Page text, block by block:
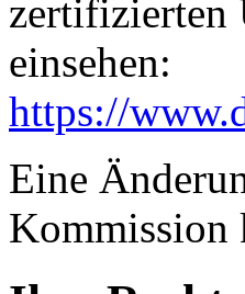
zertifizierten
einsehen:
https://
Eine
Kommission